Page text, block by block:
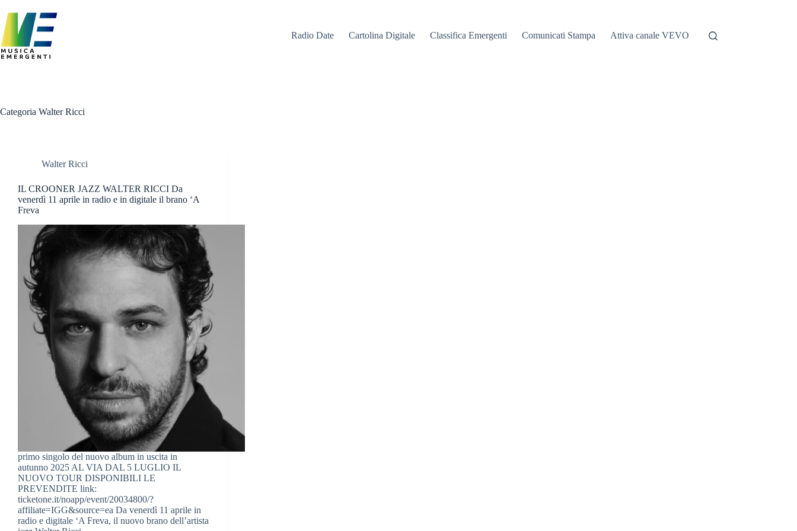
contenuto
Radio Date
Cartolina Digitale Classifica Emergenti Comunicati Stampa Attiva canale VEVO
Categoria Walter Ricci
Walter Ricci
IL CROONER JAZZ WALTER RICCI Da
venerdì 11 aprile in radio e in digitale il brano ‘A
Freva
primo singolo del nuovo album in uscita in
autunno 2025 AL VIA DAL 5 LUGLIO IL
NUOVO TOUR DISPONIBILI LE
PREVENDITE link:
ticketone.it/noapp/event/20034800/?
affiliate=IGG&source=ea Da venerdì 11 aprile in
radio e digitale ‘A Freva, il nuovo brano dell’artista